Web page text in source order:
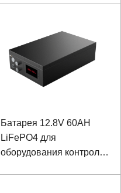
Батарея 12.8V 60AH
LiFePO4 для
оборудования контроля